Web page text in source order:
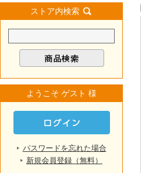
ストア内検索
ようこそ ゲスト 様
パスワードを忘れた場合
新規会員登録（無料）